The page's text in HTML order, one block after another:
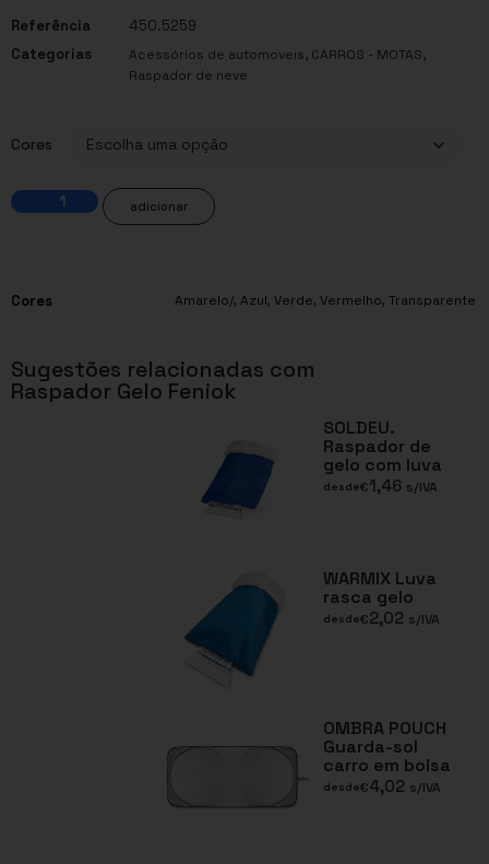
Referência
450.5259
Categorias
Acessórios de automoveis, CARROS - MOTAS,
Raspador de neve
Cores
adicionar
Cores Amarelo/, Azul, Verde, Vermelho, Transparente
Sugestões relacionadas com
Raspador Gelo Feniok
SOLDEU.
Raspador de
gelo com luva
desde€1,46 s/IVA
WARMIX Luva
rasca gelo
desde€2,02 s/IVA
OMBRA POUCH
Guarda-sol
carro em bolsa
desde€4,02 s/IVA